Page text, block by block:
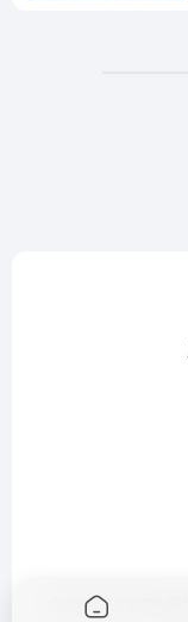
Copyright © 2026